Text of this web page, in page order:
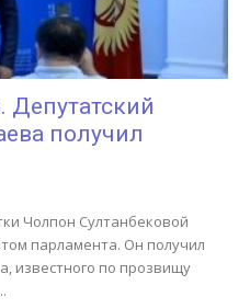
Депутатский
получил
Чолпон Султанбековой
парламента. Он получил
известного по прозвищу